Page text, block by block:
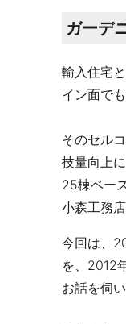
ガーデ
輸入住宅
イン面で
そのセル
技量向上
25棟ペー
小森工務
今回は、
を、2012
お話を伺